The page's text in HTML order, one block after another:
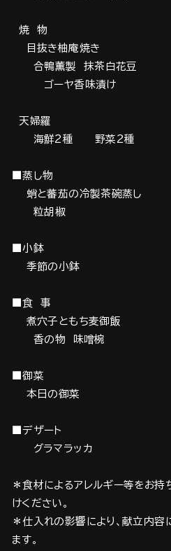
焼 物
目抜き柚庵焼き
合鴨薫製 抹茶白花豆
ゴーヤ香味漬け
天婦羅
海鮮2種 野菜2種
■蒸し物
蛸と蕃茄の冷製茶碗蒸し
粒胡椒
■小鉢
季節の小鉢
■食 事
煮穴子ともち麦御飯
香の物 味噌椀
■御菜
本日の御菜
■デザート
グラマラッカ
＊食材によるアレルギー等をお持
けください。
＊仕入れの影響により、献立内
ます。